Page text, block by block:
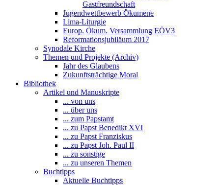
Gastfreundschaft
Jugendwettbewerb Ökumene
Lima-Liturgie
Europ. Ökum. Versammlung EÖV3
Reformationsjubiläum 2017
Synodale Kirche
Themen und Projekte (Archiv)
Jahr des Glaubens
Zukunftsträchtige Moral
Bibliothek
Artikel und Manuskripte
... von uns
... über uns
... zum Papstamt
... zu Papst Benedikt XVI
... zu Papst Franziskus
... zu Papst Joh. Paul II
... zu sonstige
... zu unseren Themen
Buchtipps
Aktuelle Buchtipps